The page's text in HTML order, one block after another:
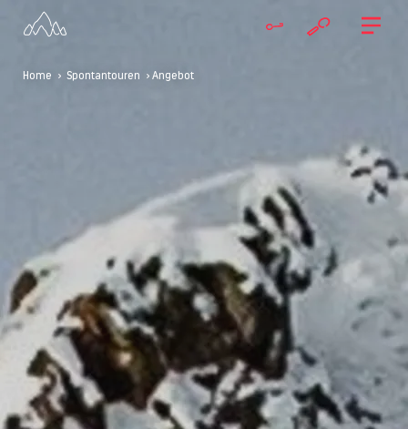
Home > Spontantouren > Angebot